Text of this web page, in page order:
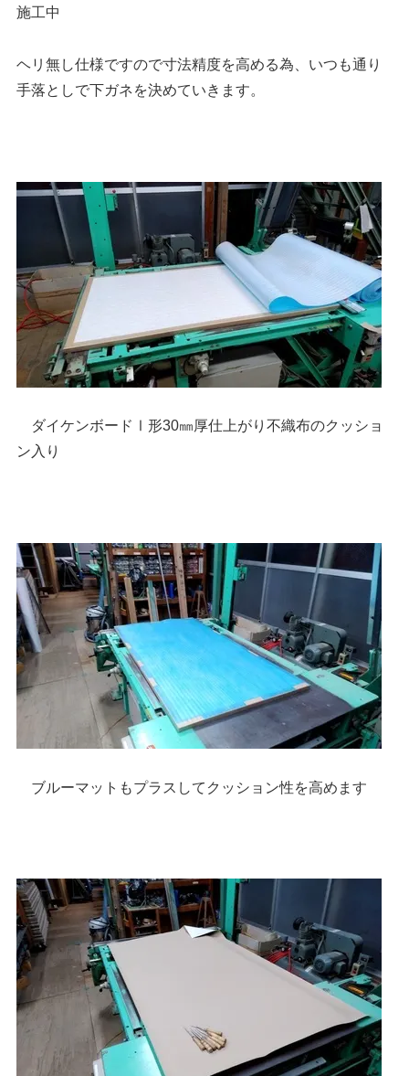
施工中
ヘリ無し仕様ですので寸法精度を高める為、いつも通り
手落としで下ガネを決めていきます。
ダイケンボードⅠ形30㎜厚仕上がり不織布のクッショ
ン入り
ブルーマットもプラスしてクッション性を高めます